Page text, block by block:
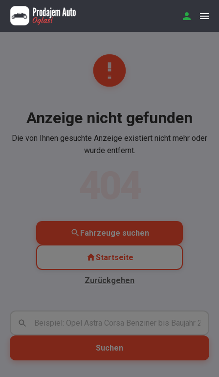
Anzeige nicht gefunden
Die von Ihnen gesuchte Anzeige existiert nicht mehr oder
wurde entfernt.
Fahrzeuge suchen
Startseite
Zurückgehen
Suchen